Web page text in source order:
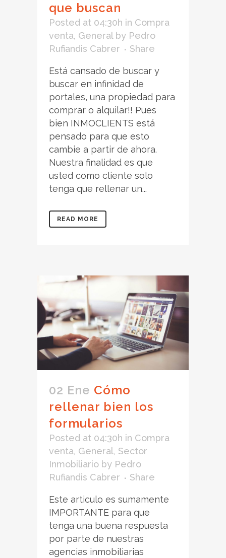
que buscan
Posted at 04:30h in Compra
venta, General by Pedro
Rufiandis Cabrer
Share
Está cansado de buscar y
buscar en infinidad de
portales, una propiedad para
comprar o alquilar!! Pues
bien INMOCLIENTS está
pensado para que esto
cambie a partir de ahora.
Nuestra finalidad es que
usted como cliente solo
tenga que rellenar un...
READ MORE
02 Ene Cómo
rellenar bien los
formularios
Posted at 04:30h in Compra
venta, General, Sector
Inmobiliario by Pedro
Rufiandis Cabrer
Share
Este articulo es sumamente
IMPORTANTE para que
tenga una buena respuesta
por parte de nuestras
agencias inmobiliarias